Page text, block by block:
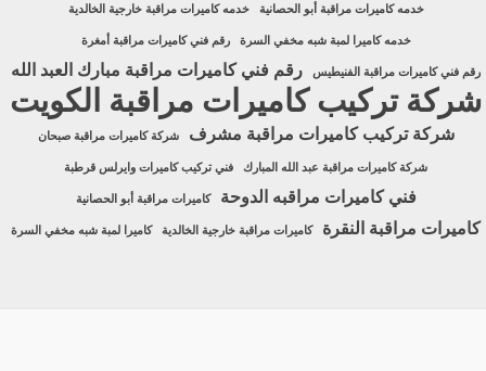
خدمه كاميرات مراقبة أبو الحصانية خدمه كاميرات مراقبة خارجية الخالدية
خدمه كاميرا لمبة شبه مخفي السرة رقم فني كاميرات مراقبة أمغرة
رقم فني كاميرات مراقبة الفنيطيس رقم فني كاميرات مراقبة مبارك العبد الله
شركة تركيب كاميرات مراقبة الكويت
شركة تركيب كاميرات مراقبة مشرف شركة كاميرات مراقبة صبحان
شركة كاميرات مراقبة عبد الله المبارك فني تركيب كاميرات وايرلس قرطبة
فني كاميرات مراقبه الدوحة كاميرات مراقبة أبو الحصانية
كاميرات مراقبة النقرة كاميرات مراقبة خارجية الخالدية كاميرا لمبة شبه مخفي السرة